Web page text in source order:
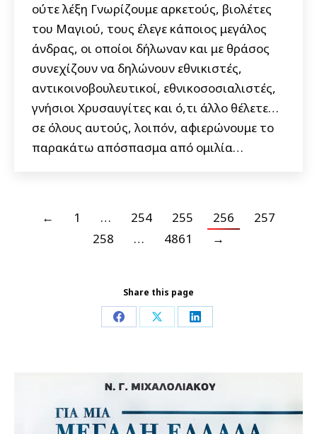
ούτε λέξη Γνωρίζουμε αρκετούς, βιολέτες
του Μαγιού, τους έλεγε κάποιος μεγάλος
άνδρας, οι οποίοι δήλωναν και με θράσος
συνεχίζουν να δηλώνουν εθνικιστές,
αντικοινοβουλευτικοί, εθνικοσοσιαλιστές,
γνήσιοι Χρυσαυγίτες και ό,τι άλλο θέλετε…
σε όλους αυτούς, λοιπόν, αφιερώνουμε το
παρακάτω απόσπασμα από ομιλία…
← 1 … 254 255 256
257
258
… 4861 →
Share this page
Share Share Share